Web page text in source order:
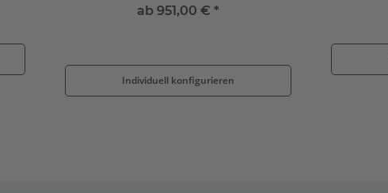
ab 951,00 € *
Individuell konfigurieren